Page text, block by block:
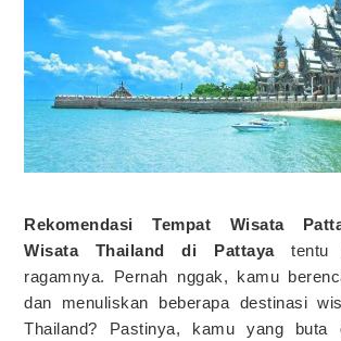
Rekomendasi Tempat Wisata
Wisata Thailand di Pattayatentu
ragamnya. Pernah nggak, kamu
dan menuliskan beberapa destinasi
Thailand? Pastinya, kamu yang buta